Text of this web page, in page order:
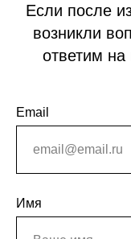
Если после
возникли
ответим
Email
Имя